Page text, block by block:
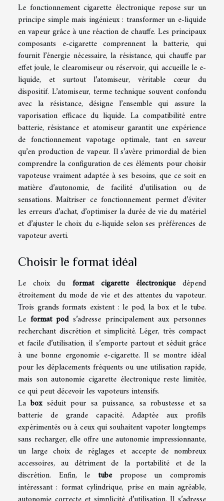
Le fonctionnement cigarette électronique repose sur un
principe simple mais ingénieux : transformer un e-liquide
en vapeur grâce à une réaction de chauffe. Les principaux
composants e-cigarette comprennent la batterie, qui
fournit l’énergie nécessaire, la résistance, qui chauffe par
effet joule, le clearomiseur ou réservoir, qui accueille le e-
liquide, et surtout l’atomiseur, véritable cœur du
dispositif. L’atomiseur, terme technique souvent confondu
avec la résistance, désigne l’ensemble qui assure la
vaporisation efficace du liquide. La compatibilité entre
batterie, résistance et atomiseur garantit une expérience
de fonctionnement vapotage optimale, tant en saveur
qu’en production de vapeur. Il s’avère primordial de bien
comprendre la configuration de ces éléments pour choisir
vapoteuse vraiment adaptée à ses besoins, que ce soit en
matière d’autonomie, de facilité d’utilisation ou de
sensations. Maîtriser ce fonctionnement permet d’éviter
les erreurs d’achat, d’optimiser la durée de vie du matériel
et d’ajuster le choix du e-liquide selon ses préférences de
vapoteur averti.
Choisir le format idéal
Le choix du format cigarette électroniquedépend
étroitement du mode de vie et des attentes du vapoteur.
Trois grands formats existent : le pod, la box et le tube.
Le format pods’adresse principalement aux personnes
recherchant discrétion et simplicité. Léger, très compact
et facile d’utilisation, il s’emporte partout et séduit grâce
à une bonne ergonomie e-cigarette. Il se montre idéal
pour les déplacements fréquents ou une utilisation rapide,
mais son autonomie cigarette électronique reste limitée,
ce qui peut décevoir les vapoteurs intensifs.
Laboxséduit pour sa puissance, sa robustesse et sa
batterie de grande capacité. Adaptée aux profils
expérimentés ou à ceux qui souhaitent vapoter longtemps
sans recharger, elle offre une autonomie impressionnante,
un large choix de réglages et accepte de nombreux
accessoires, au détriment de la portabilité et de la
discrétion. Enfin, le tubepropose un compromis
intéressant : format cylindrique, prise en main agréable,